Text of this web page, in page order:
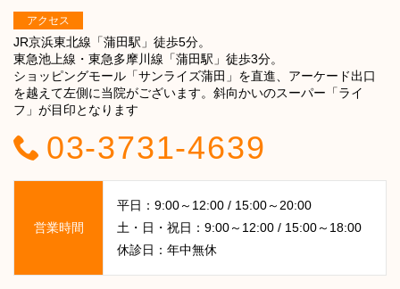
アクセス
JR京浜東北線「蒲田駅」徒歩5分。
東急池上線・東急多摩川線「蒲田駅」徒歩3分。
ショッピングモール「サンライズ蒲田」を直進、アーケード出口
を越えて左側に当院がございます。斜向かいのスーパー「ライ
フ」が目印となります
03-3731-4639
営業時間
平日：9:00～12:00 / 15:00～20:00
土・日・祝日：9:00～12:00 / 15:00～18:00
休診日：年中無休